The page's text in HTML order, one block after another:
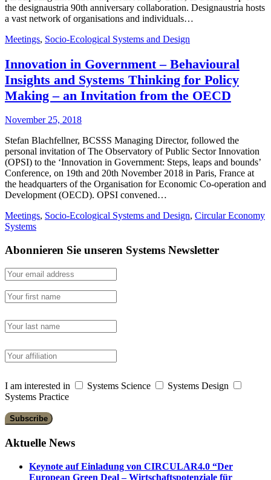
the designaustria 90th anniversary collaboration. Designaustria hosts
a vast network of organisations and individuals…
Meetings, Socio-Ecological Systems and Design
Innovation in Government – Behavioural
Insights and Systems Thinking for Policy
Making – an Invitation from the OECD
November 25, 2018
Stefan Blachfellner, BCSSS Managing Director, followed the
personal invitation of The Observatory of Public Sector Innovation
(OPSI) to the ‘Innovation in Government: Steps, leaps and bounds’
Conference, on 19th and 20th November 2018 in Paris, France at
the headquarters of the Organisation for Economic Co-operation and
Development (OECD). OPSI convened…
Meetings, Socio-Ecological Systems and Design, Circular Economy
Systems
Abonnieren Sie unseren Systems Newsletter
I am interested in Systems Science
Systems Design
Systems Practice
Aktuelle News
Keynote auf Einladung von CIRCULAR4.0 “Der
European Green Deal – Wirtschaftspotenziale für